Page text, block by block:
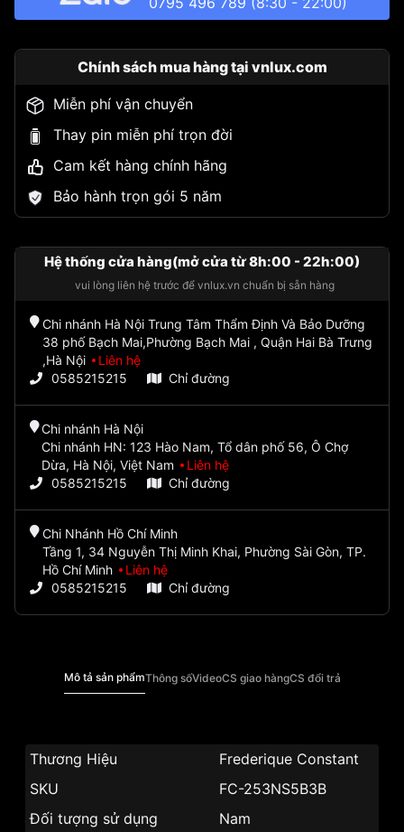
Chính sách mua hàng tại vnlux.com
Miễn phí vận chuyển
Thay pin miễn phí trọn đời
Cam kết hàng chính hãng
Bảo hành trọn gói 5 năm
Hệ thống cửa hàng(mở cửa từ 8h:00 - 22h:00)
vui lòng liên hệ trước để vnlux.vn chuẩn bị sẵn hàng
Chi nhánh Hà Nội Trung Tâm Thẩm Định Và Bảo Dưỡng
38 phố Bạch Mai,Phường Bạch Mai , Quận Hai Bà Trưng
,Hà Nội
Liên hệ
0585215215
Chỉ đường
Chi nhánh Hà Nội
Chi nhánh HN: 123 Hào Nam, Tổ dân phố 56, Ô Chợ
Dừa, Hà Nội, Việt Nam
Liên hệ
0585215215
Chỉ đường
Chi Nhánh Hồ Chí Minh
Tầng 1, 34 Nguyễn Thị Minh Khai, Phường Sài Gòn, TP.
Hồ Chí Minh
Liên hệ
0585215215
Chỉ đường
Mô tả sản phẩmThông sốVideoCS giao hàngCS đổi trả
Thương Hiệu
Frederique Constant
SKU
FC-253NS5B3B
Đối tượng sử dụng
Nam